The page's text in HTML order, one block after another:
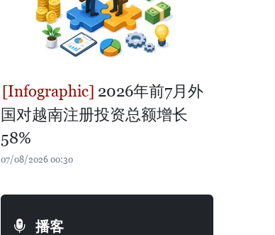
2026年前7月外
国对越南注册投资总额增长
58%
07/08/2026 00:30
播客